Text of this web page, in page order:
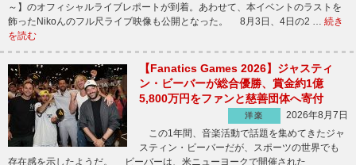
～】のオフィシャルライブレポートが到着。あわせて、本イベントのラストを
飾ったNikoんのフル尺ライブ映像も公開となった。 8月3日、4日の2 … 続き
を読む
【Fanatics Games 2026】ジャスティ
ン・ビーバーが総合優勝、賞金約1億
5,800万円をファンと慈善団体へ寄付
洋楽
2026年8月7日
この1年間、音楽活動で話題を集めてきたジャ
スティン・ビーバーだが、スポーツの世界でも
存在感を示したようだ。 ビーバーは、米ニューヨークで開催された